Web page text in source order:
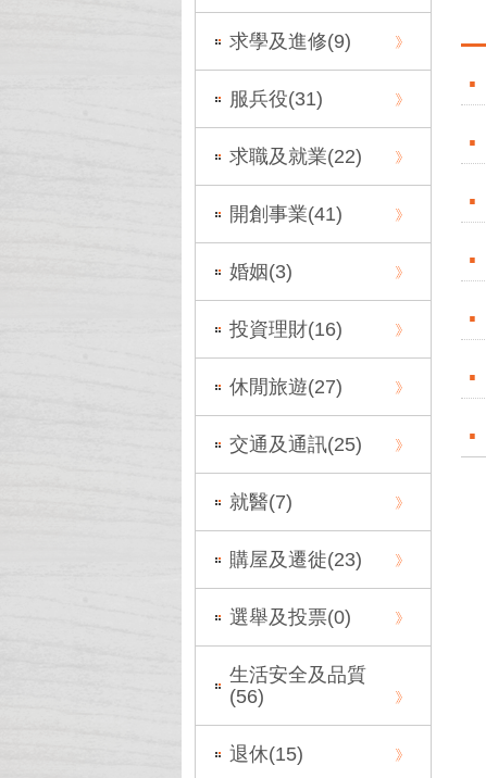
求學及進修(9)
服兵役(31)
求職及就業(22)
開創事業(41)
婚姻(3)
投資理財(16)
休閒旅遊(27)
交通及通訊(25)
就醫(7)
購屋及遷徙(23)
選舉及投票(0)
生活安全及品質
(56)
退休(15)